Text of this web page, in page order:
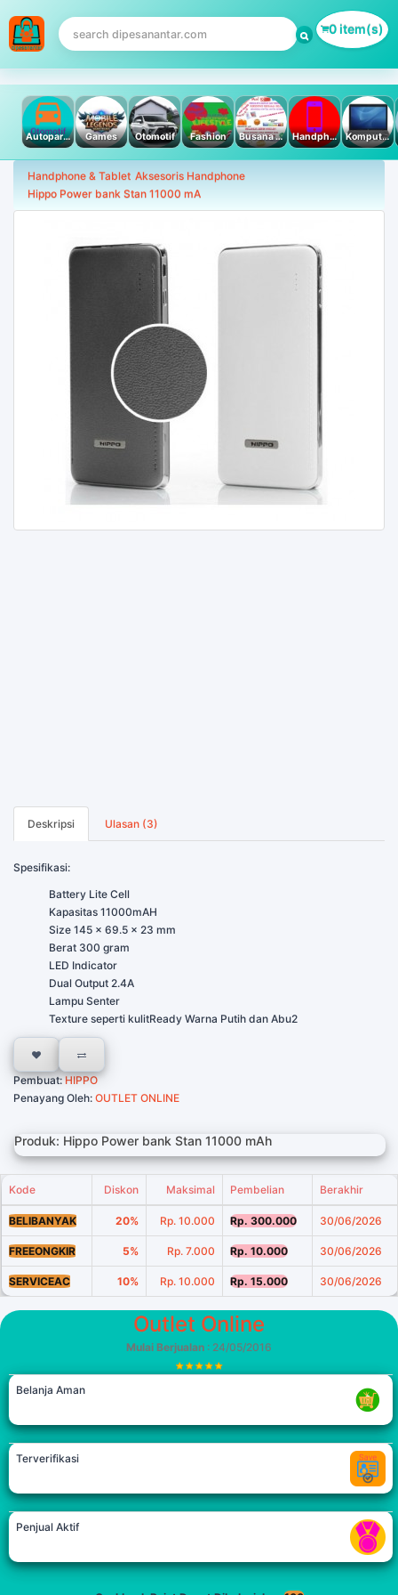
0 item(s)
Autoparts Games Otomotif Fashion Busana Muslim Handphone & Tablet Komputer PC & Laptop
Handphone & Tablet Aksesoris Handphone
Hippo Power bank Stan 11000 mA
Deskripsi Ulasan (3)
Spesifikasi:
Battery Lite Cell
Kapasitas 11000mAH
Size 145 x 69.5 x 23 mm
Berat 300 gram
LED Indicator
Dual Output 2.4A
Lampu Senter
Texture seperti kulitReady Warna Putih dan Abu2
Pembuat:HIPPO
Penayang Oleh: OUTLET ONLINE
Produk: Hippo Power bank Stan 11000 mAh
Kode Diskon Maksimal Pembelian Berakhir
BELIBANYAK 20% Rp. 10.000 Rp. 300.000 30/06/2026
FREEONGKIR 5% Rp. 7.000 Rp. 10.000 30/06/2026
SERVICEAC 10% Rp. 10.000 Rp. 15.000 30/06/2026
Outlet Online
Mulai Berjualan : 24/05/2016
Belanja Aman
Terverifikasi
Penjual Aktif